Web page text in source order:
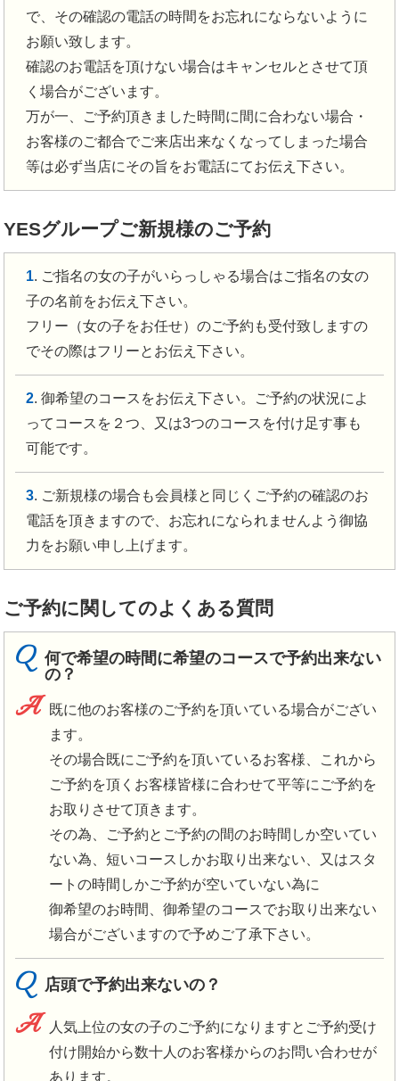
で、その確認の電話の時間をお忘れにならないように
お願い致します。
確認のお電話を頂けない場合はキャンセルとさせて頂
く場合がございます。
万が一、ご予約頂きました時間に間に合わない場合・
お客様のご都合でご来店出来なくなってしまった場合
等は必ず当店にその旨をお電話にてお伝え下さい。
YESグループご新規様のご予約
1. ご指名の女の子がいらっしゃる場合はご指名の女の
子の名前をお伝え下さい。
フリー（女の子をお任せ）のご予約も受付致しますの
でその際はフリーとお伝え下さい。
2. 御希望のコースをお伝え下さい。ご予約の状況によ
ってコースを２つ、又は3つのコースを付け足す事も
可能です。
3. ご新規様の場合も会員様と同じくご予約の確認のお
電話を頂きますので、お忘れになられませんよう御協
力をお願い申し上げます。
ご予約に関してのよくある質問
Q 何で希望の時間に希望のコースで予約出来ない
の？
A
既に他のお客様のご予約を頂いている場合がござい
ます。
その場合既にご予約を頂いているお客様、これから
ご予約を頂くお客様皆様に合わせて平等にご予約を
お取りさせて頂きます。
その為、ご予約とご予約の間のお時間しか空いてい
ない為、短いコースしかお取り出来ない、又はスタ
ートの時間しかご予約が空いていない為に
御希望のお時間、御希望のコースでお取り出来ない
場合がございますので予めご了承下さい。
Q 店頭で予約出来ないの？
A
人気上位の女の子のご予約になりますとご予約受け
付け開始から数十人のお客様からのお問い合わせが
あります。